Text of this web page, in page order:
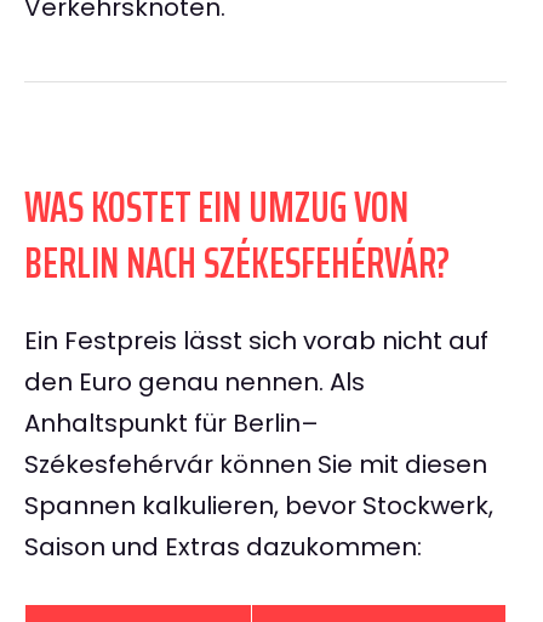
Verkehrsknoten.
WAS KOSTET EIN UMZUG VON
BERLIN NACH SZÉKESFEHÉRVÁR?
Ein Festpreis lässt sich vorab nicht auf
den Euro genau nennen. Als
Anhaltspunkt für Berlin–
Székesfehérvár können Sie mit diesen
Spannen kalkulieren, bevor Stockwerk,
Saison und Extras dazukommen: